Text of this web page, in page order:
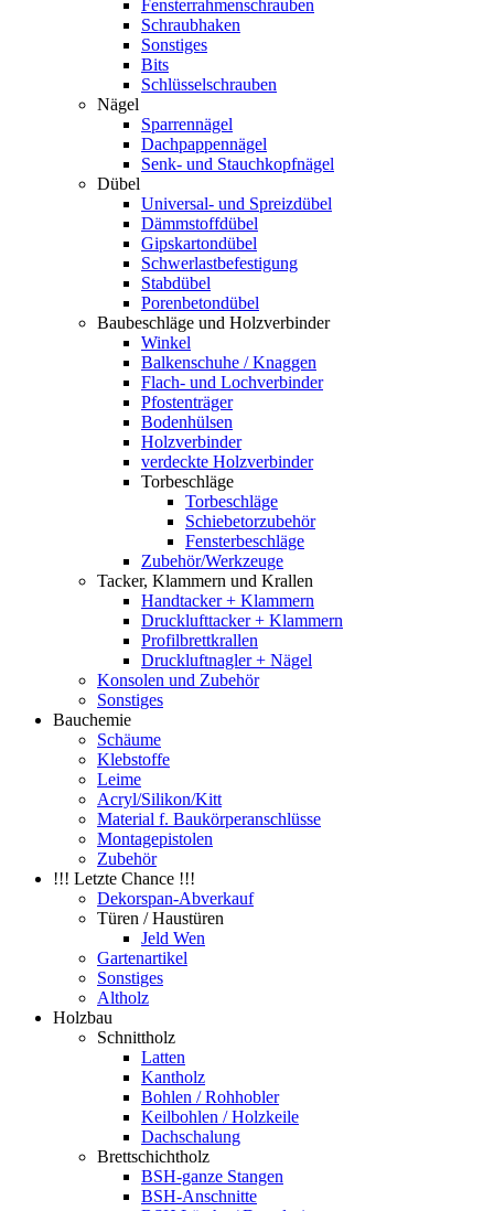
Fensterrahmenschrauben
Schraubhaken
Sonstiges
Bits
Schlüsselschrauben
Nägel
Sparrennägel
Dachpappennägel
Senk- und Stauchkopfnägel
Dübel
Universal- und Spreizdübel
Dämmstoffdübel
Gipskartondübel
Schwerlastbefestigung
Stabdübel
Porenbetondübel
Baubeschläge und Holzverbinder
Winkel
Balkenschuhe / Knaggen
Flach- und Lochverbinder
Pfostenträger
Bodenhülsen
Holzverbinder
verdeckte Holzverbinder
Torbeschläge
Torbeschläge
Schiebetorzubehör
Fensterbeschläge
Zubehör/Werkzeuge
Tacker, Klammern und Krallen
Handtacker + Klammern
Drucklufttacker + Klammern
Profilbrettkrallen
Druckluftnagler + Nägel
Konsolen und Zubehör
Sonstiges
Bauchemie
Schäume
Klebstoffe
Leime
Acryl/Silikon/Kitt
Material f. Baukörperanschlüsse
Montagepistolen
Zubehör
!!! Letzte Chance !!!
Dekorspan-Abverkauf
Türen / Haustüren
Jeld Wen
Gartenartikel
Sonstiges
Altholz
Holzbau
Schnittholz
Latten
Kantholz
Bohlen / Rohhobler
Keilbohlen / Holzkeile
Dachschalung
Brettschichtholz
BSH-ganze Stangen
BSH-Anschnitte